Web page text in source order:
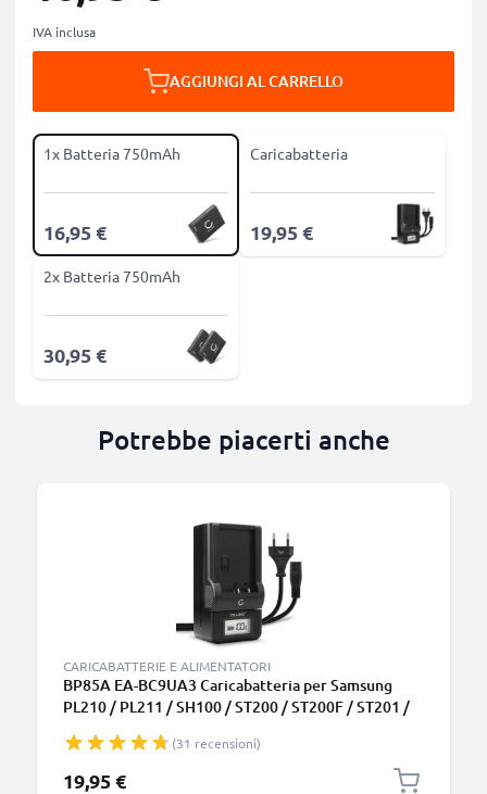
IVA inclusa
AGGIUNGI AL CARRELLO
1x Batteria 750mAh
16,95 €
Caricabatteria
19,95 €
2x Batteria 750mAh
30,95 €
Potrebbe piacerti anche
CARICABATTERIE E ALIMENTATORI
BP85A EA-BC9UA3 Caricabatteria per Samsung
PL210 / PL211 / SH100 / ST200 / ST200F / ST201 /
(31 recensioni)
19,95 €